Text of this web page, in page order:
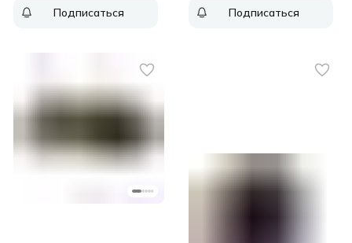
Подписаться Подписаться